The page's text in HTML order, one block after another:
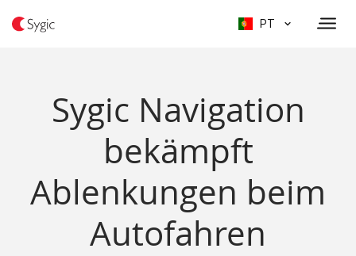
PT
Sygic Navigation
bekämpft
Ablenkungen beim
Autofahren